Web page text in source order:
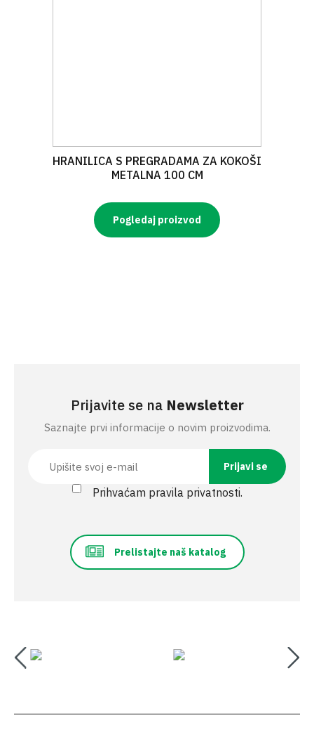
HRANILICA S PREGRADAMA ZA KOKOŠI
METALNA 100 CM
Pogledaj proizvod
Prijavite se na Newsletter
Saznajte prvi informacije o novim proizvodima.
Prihvaćam pravila privatnosti.
Prelistajte naš katalog